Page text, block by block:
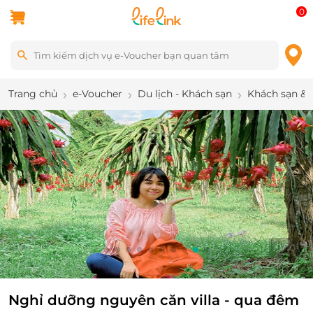
0
Trang chủ e-Voucher Du lịch - Khách sạn Khách sạn &
10/10
Nghỉ dưỡng nguyên căn villa - qua đêm